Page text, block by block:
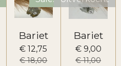
Bariet
€ 12,75
€ 18,00
Bariet
€ 9,00
€ 11,00